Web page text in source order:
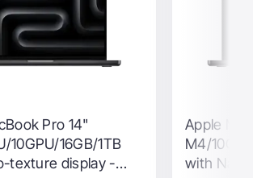
Studio 2025 M4
32GPU/36GB/512GB